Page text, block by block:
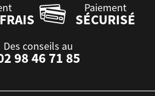
Paiement
SÉCURISÉ
Des conseils au
98 46 71 85